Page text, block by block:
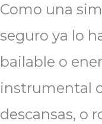
Como una
seguro ya lo
bailable o
instrumental
descansas, o